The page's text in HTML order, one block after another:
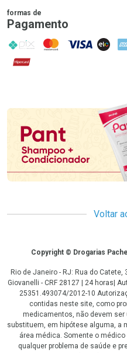
formas de
Pagamento
PIX MasterCard
VISA ELO
Hipercard
Promoção em
Voltar
CopyrightCopyright © Drogarias
Rio de Janeiro - RJ: Rua do Catete,
Giovanelli - CRF 28127 | 24 horas|
25351.493074/2012-10
contidas neste site, como
medicamentos, não devem
substituem, em hipótese alguma, a
área médica. Somente o
qualquer problema de saúde e